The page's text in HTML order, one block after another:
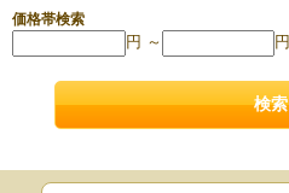
価格帯検索
円 ～ 円